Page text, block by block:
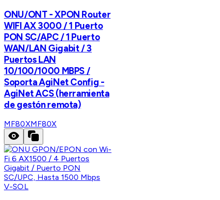
ONU/ONT - XPON Router
WIFI AX 3000 / 1 Puerto
PON SC/APC / 1 Puerto
WAN/LAN Gigabit / 3
Puertos LAN
10/100/1000 MBPS /
Soporta AgiNet Config -
AgiNet ACS (herramienta
de gestón remota)
MF80XMF80X
V-SOL